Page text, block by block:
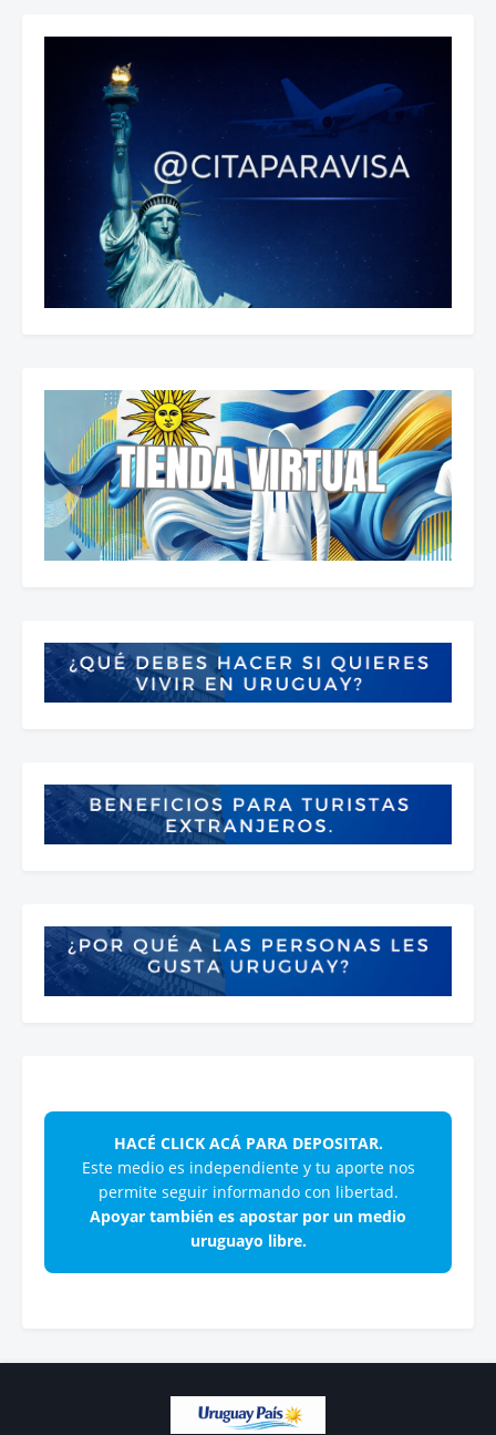
HACÉ CLICK ACÁ PARA DEPOSITAR.
Este medio es independiente y tu aporte nos
permite seguir informando con libertad.
Apoyar también es apostar por un medio
uruguayo libre.